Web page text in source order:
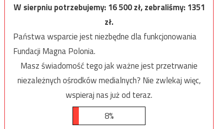
W sierpniu potrzebujemy:16 500zł, zebraliśmy:1351
zł.
Państwa wsparcie jest niezbędne dla funkcjonowania
Fundacji Magna Polonia.
Masz świadomość tego jak ważne jest przetrwanie
niezależnych ośrodków medialnych? Nie zwlekaj więc,
wspieraj nas już od teraz.
8%